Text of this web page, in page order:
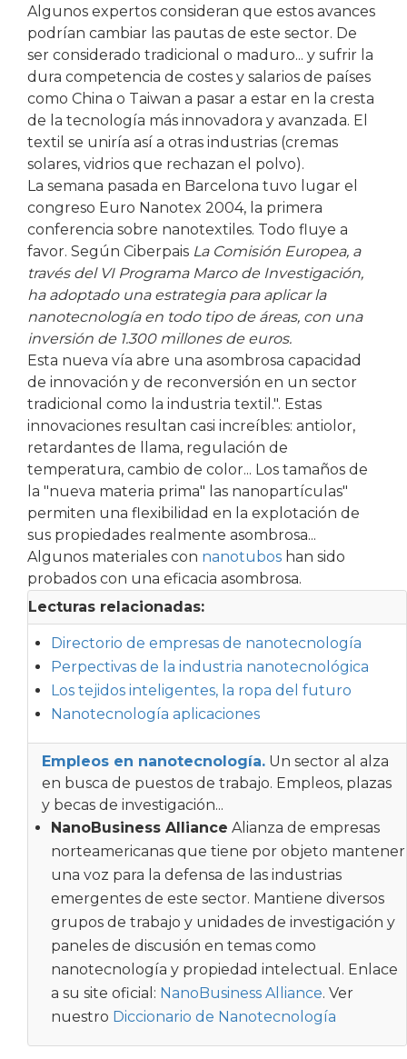
Algunos expertos consideran que estos avances
podrían cambiar las pautas de este sector. De
ser considerado tradicional o maduro... y sufrir la
dura competencia de costes y salarios de países
como China o Taiwan a pasar a estar en la cresta
de la tecnología más innovadora y avanzada. El
textil se uniría así a otras industrias (cremas
solares, vidrios que rechazan el polvo).
La semana pasada en Barcelona tuvo lugar el
congreso Euro Nanotex 2004, la primera
conferencia sobre nanotextiles. Todo fluye a
favor. Según Ciberpais La Comisión Europea, a
través del VI Programa Marco de Investigación,
ha adoptado una estrategia para aplicar la
nanotecnología en todo tipo de áreas, con una
inversión de 1.300 millones de euros.
Esta nueva vía abre una asombrosa capacidad
de innovación y de reconversión en un sector
tradicional como la industria textil.". Estas
innovaciones resultan casi increíbles: antiolor,
retardantes de llama, regulación de
temperatura, cambio de color... Los tamaños de
la "nueva materia prima" las nanopartículas"
permiten una flexibilidad en la explotación de
sus propiedades realmente asombrosa...
Algunos materiales con nanotubos han sido
probados con una eficacia asombrosa.
Lecturas relacionadas:
Directorio de empresas de nanotecnología
Perpectivas de la industria nanotecnológica
Los tejidos inteligentes, la ropa del futuro
Nanotecnología aplicaciones
Empleos en nanotecnología. Un sector al alza
en busca de puestos de trabajo. Empleos, plazas
y becas de investigación...
NanoBusiness Alliance Alianza de empresas
norteamericanas que tiene por objeto mantener
una voz para la defensa de las industrias
emergentes de este sector. Mantiene diversos
grupos de trabajo y unidades de investigación y
paneles de discusión en temas como
nanotecnología y propiedad intelectual. Enlace
a su site oficial: NanoBusiness Alliance. Ver
nuestro Diccionario de Nanotecnología